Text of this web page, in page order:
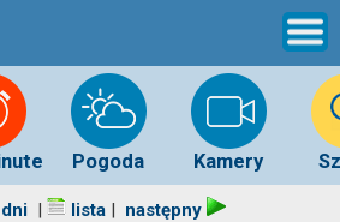
Pogoda Kamery
| lista | następny